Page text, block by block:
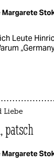
Margarete
Leute
Liebe
patsch
Margarete